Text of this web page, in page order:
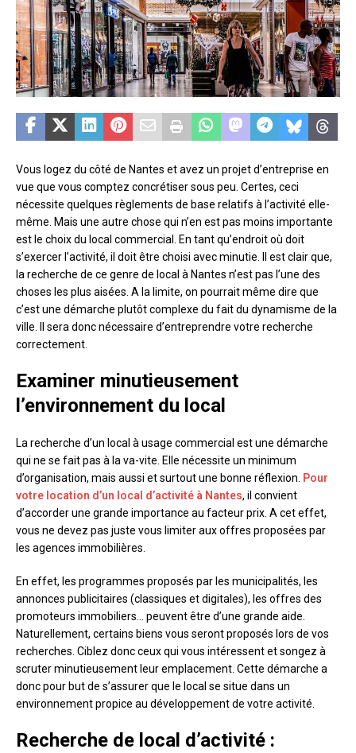
Vous logez du côté de Nantes et avez un projet d’entreprise en
vue que vous comptez concrétiser sous peu. Certes, ceci
nécessite quelques règlements de base relatifs à l’activité elle-
même. Mais une autre chose qui n’en est pas moins importante
est le choix du local commercial. En tant qu’endroit où doit
s’exercer l’activité, il doit être choisi avec minutie. Il est clair que,
la recherche de ce genre de local à Nantes n’est pas l’une des
choses les plus aisées. A la limite, on pourrait même dire que
c’est une démarche plutôt complexe du fait du dynamisme de la
ville. Il sera donc nécessaire d’entreprendre votre recherche
correctement.
Examiner minutieusement
l’environnement du local
La recherche d’un local à usage commercial est une démarche
qui ne se fait pas à la va-vite. Elle nécessite un minimum
d’organisation, mais aussi et surtout une bonne réflexion. Pour
votre location d’un local d’activité à Nantes, il convient
d’accorder une grande importance au facteur prix. A cet effet,
vous ne devez pas juste vous limiter aux offres proposées par
les agences immobilières.
En effet, les programmes proposés par les municipalités, les
annonces publicitaires (classiques et digitales), les offres des
promoteurs immobiliers… peuvent être d’une grande aide.
Naturellement, certains biens vous seront proposés lors de vos
recherches. Ciblez donc ceux qui vous intéressent et songez à
scruter minutieusement leur emplacement. Cette démarche a
donc pour but de s’assurer que le local se situe dans un
environnement propice au développement de votre activité.
Recherche de local d’activité :